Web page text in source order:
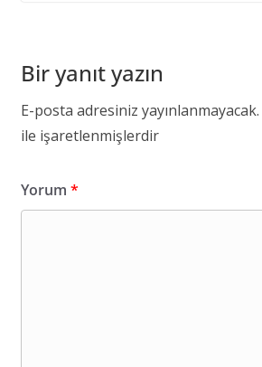
Bir yanıt yazın
E-posta adresiniz yayınlanmayacak.
ile işaretlenmişlerdir
Yorum *